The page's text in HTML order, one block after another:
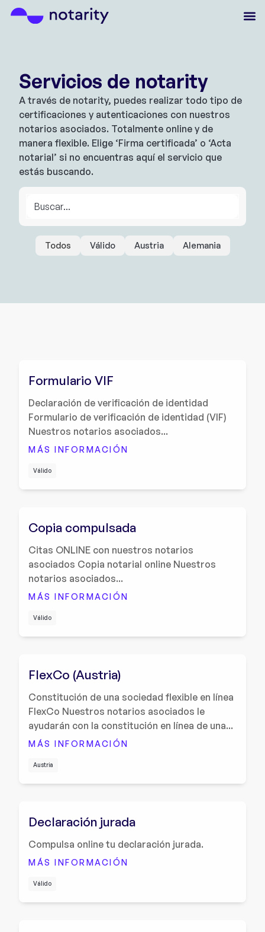
Servicios de notarity
A través de notarity, puedes realizar todo tipo de
certificaciones y autenticaciones con nuestros
notarios asociados. Totalmente online y de
manera flexible. Elige ‘Firma certificada’ o ‘Acta
notarial’ si no encuentras aquí el servicio que
estás buscando.
Todos Válido Austria Alemania
Válido
Formulario VIF
Declaración de verificación de identidad
Formulario de verificación de identidad (VIF)
Nuestros notarios asociados...
MÁS INFORMACIÓN
Válido
Copia compulsada
Citas ONLINE con nuestros notarios
asociados Copia notarial online Nuestros
notarios asociados...
MÁS INFORMACIÓN
Austria
FlexCo (Austria)
Constitución de una sociedad flexible en línea
FlexCo Nuestros notarios asociados le
ayudarán con la constitución en línea de una...
MÁS INFORMACIÓN
Válido
Declaración jurada
Compulsa online tu declaración jurada.
MÁS INFORMACIÓN